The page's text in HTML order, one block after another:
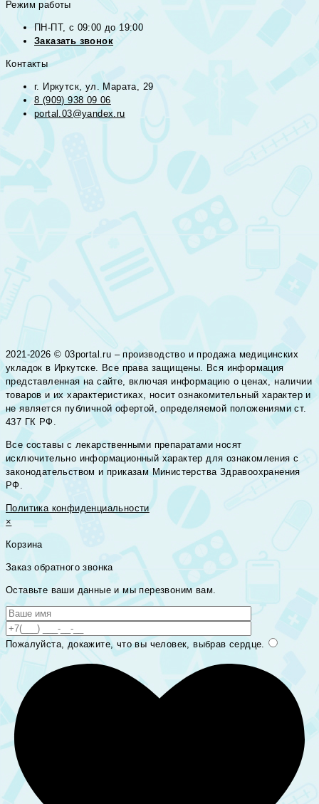
Режим работы
ПН-ПТ, с 09:00 до 19:00
Заказать звонок
Контакты
г. Иркутск, ул. Марата, 29
8 (909) 938 09 06
portal.03@yandex.ru
2021-2026 © 03portal.ru – производство и продажа медицинских
укладок в Иркутске. Все права защищены. Вся информация
представленная на сайте, включая информацию о ценах, наличии
товаров и их характеристиках, носит ознакомительный характер и
не является публичной офертой, определяемой положениями ст.
437 ГК РФ.
Все составы с лекарственными препаратами носят
исключительно информационный характер для ознакомления с
законодательством и приказам Министерства Здравоохранения
РФ.
Политика конфиденциальности
×
Корзина
Заказ обратного звонка
Оставьте ваши данные и мы перезвоним вам.
Пожалуйста, докажите, что вы человек, выбрав сердце